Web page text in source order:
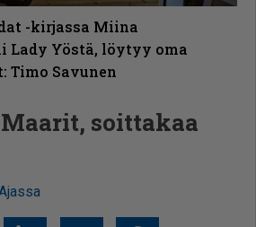
-kirjassa Miina
Lady Yöstä, löytyy oma
Timo Savunen
soittakaa